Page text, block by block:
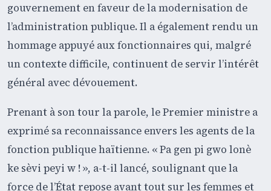
gouvernement en faveur de la modernisation de
l’administration publique. Il a également rendu un
hommage appuyé aux fonctionnaires qui, malgré
un contexte difficile, continuent de servir l’intérêt
général avec dévouement.
Prenant à son tour la parole, le Premier ministre a
exprimé sa reconnaissance envers les agents de la
fonction publique haïtienne. « Pa gen pi gwo lonè
ke sèvi peyi w ! », a-t-il lancé, soulignant que la
force de l’État repose avant tout sur les femmes et